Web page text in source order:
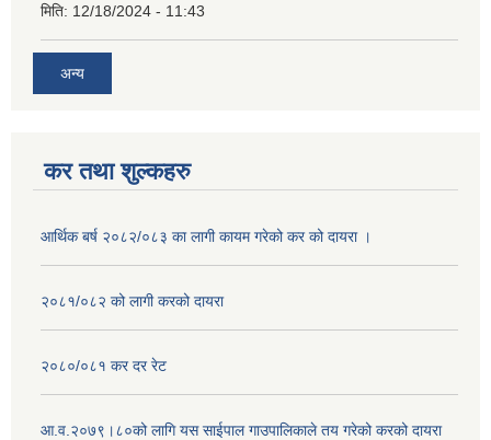
मिति: 12/18/2024 - 11:43
अन्य
कर तथा शुल्कहरु
आर्थिक बर्ष २०८२/०८३ का लागी कायम गरेको कर को दायरा ।
२०८१/०८२ को लागी करको दायरा
२०८०/०८१ कर दर रेट
आ.व.२०७९।८०को लागि यस साईपाल गाउपालिकाले तय गरेको करको दायरा